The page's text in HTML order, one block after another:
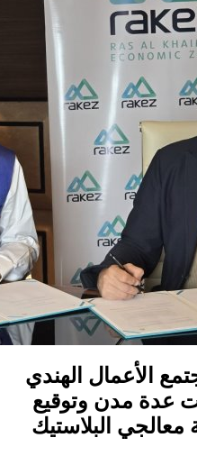
الأعمال الهندي
عدة مدن وتوقيع
البلاستيك